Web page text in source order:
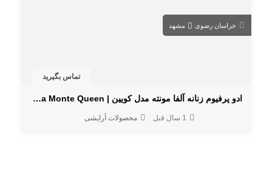
خراسان رضوی مشهد
تماس بگیرید
ادو پرفیوم زنانه آلفا مونته مدل کویین | Alfa Monte Queen با رایحه ملایم و ماندگار
1 سال قبل محصولات آرایشی